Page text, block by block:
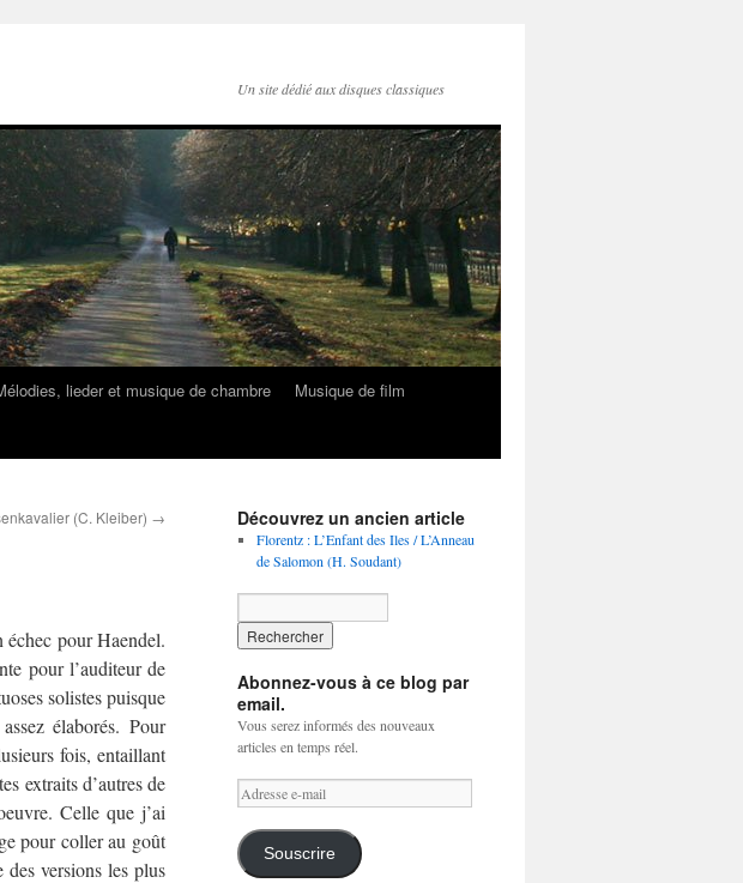
Un site dédié aux disques classiques
lieder et musique de chambre
Musique de film
(C. Kleiber) →
échec pour Haendel.
pour l’auditeur de
solistes puisque
élaborés. Pour
fois, entaillant
extraits d’autres de
Celle que j’ai
pour coller au goût
versions les plus
Découvrez un ancien article
Florentz : L’Enfant des Iles / L’Anneau
de Salomon (H. Soudant)
Abonnez-vous à ce blog par
email.
Vous serez informés des nouveaux
articles en temps réel.
Adresse
e-
mail
Souscrire